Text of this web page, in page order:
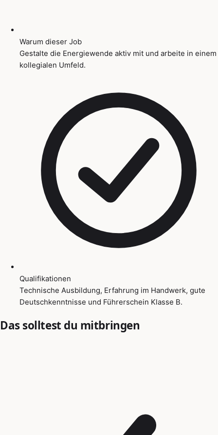
Warum dieser Job
Gestalte die Energiewende aktiv mit und arbeite in einem
kollegialen Umfeld.
Qualifikationen
Technische Ausbildung, Erfahrung im Handwerk, gute
Deutschkenntnisse und Führerschein Klasse B.
Das solltest du mitbringen